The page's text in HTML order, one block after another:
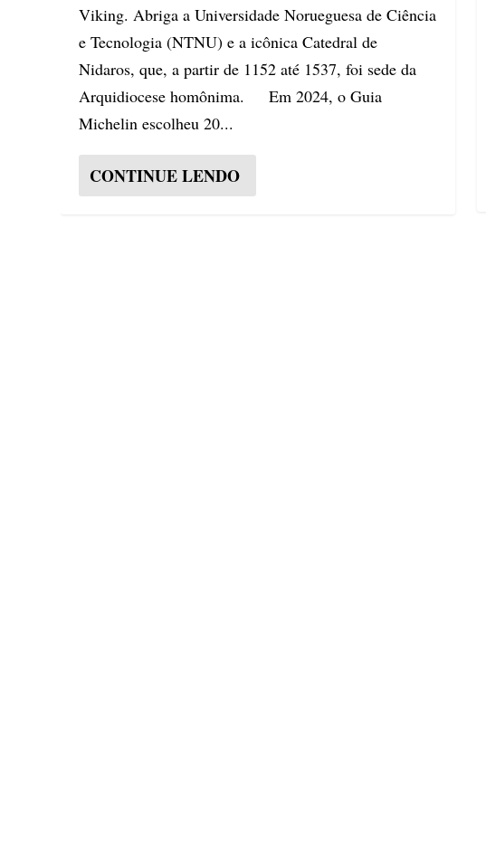
Viking. Abriga a Universidade Norueguesa de Ciência
e Tecnologia (NTNU) e a icônica Catedral de
Nidaros, que, a partir de 1152 até 1537, foi sede da
Arquidiocese homônima. Em 2024, o Guia
Michelin escolheu 20...
CONTINUE LENDO